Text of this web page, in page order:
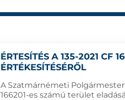
ÉRTESÍTÉS A 135-2021 CF
ÉRTÉKESÍTÉSÉRŐL
A Szatmárnémeti
166201-es számú terület